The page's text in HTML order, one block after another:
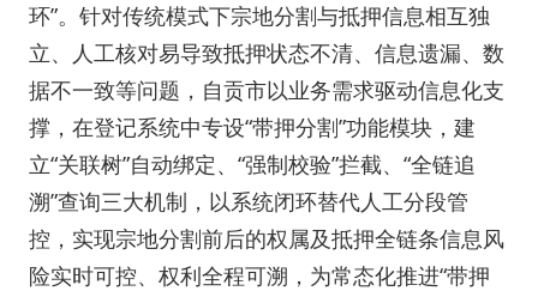
环”。针对传统模式下宗地分割与抵押信息相互独
立、人工核对易导致抵押状态不清、信息遗漏、数
据不一致等问题，自贡市以业务需求驱动信息化支
撑，在登记系统中专设“带押分割”功能模块，建
立“关联树”自动绑定、“强制校验”拦截、“全链追
溯”查询三大机制，以系统闭环替代人工分段管
控，实现宗地分割前后的权属及抵押全链条信息风
险实时可控、权利全程可溯，为常态化推进“带押